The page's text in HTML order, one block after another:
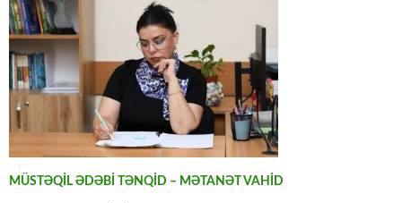
MÜSTƏQİL ƏDƏBİ TƏNQİD – MƏTANƏT VAHİD